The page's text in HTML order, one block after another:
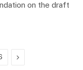
on the draft
Next